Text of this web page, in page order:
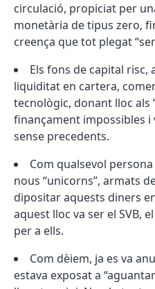
circulació, propiciat per
monetària de tipus zero,
creença que tot plegat
Els fons de capital
liquiditat en cartera,
tecnològic, donant lloc als
finançament impossibles
sense precedents.
Com qualsevol
nous “unicorns”, armats
dipositar aquests diners
aquest lloc va ser el SVB,
per a ells.
Com dèiem, ja es va
estava exposat a